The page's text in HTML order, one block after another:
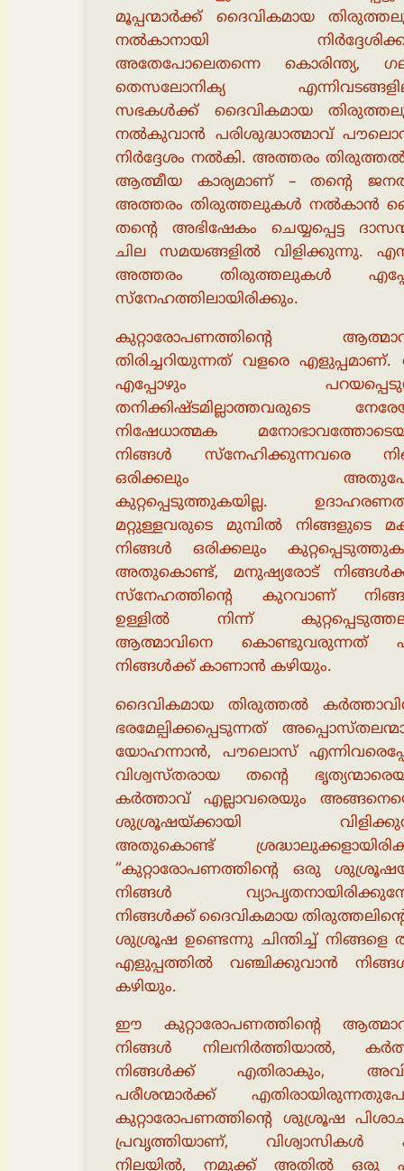
മൂപ്പന്മാർക്ക് ദൈവികമായ
നൽകാനായി
അതേപോലെതന്നെ കൊരിന്ത്യ,
തെസലോനിക്യ
സഭകൾക്ക് ദൈവികമായ
നൽകുവാൻ പരിശുദ്ധാത്മാവ്
നിർദ്ദേശം നൽകി. അത്തരം
ആത്മീയ കാര്യമാണ് – തൻ്റെ
അത്തരം തിരുത്തലുകൾ നൽകാൻ
തൻ്റെ അഭിഷേകം ചെയ്യപ്പെട്ട
ചില സമയങ്ങളിൽ വിളിക്കുന്നു.
അത്തരം തിരുത്തലുകൾ
സ്നേഹത്തിലായിരിക്കും.
കുറ്റാരോപണത്തിന്റെ
തിരിച്ചറിയുന്നത് വളരെ
എപ്പോഴും
തനിക്കിഷ്‌ടമില്ലാത്തവരുടെ
നിഷേധാത്മക
നിങ്ങൾ സ്നേഹിക്കുന്നവരെ
ഒരിക്കലും
കുറ്റപ്പെടുത്തുകയില്ല.
മറ്റുള്ളവരുടെ മുമ്പിൽ നിങ്ങളുടെ
നിങ്ങൾ ഒരിക്കലും
അതുകൊണ്ട്, മനുഷ്യരോട്
സ്നേഹത്തിൻ്റെ കുറവാണ്
ഉള്ളിൽ നിന്ന്
ആത്മാവിനെ കൊണ്ടുവരുന്നത്
നിങ്ങൾക്ക് കാണാൻ കഴിയും.
ദൈവികമായ തിരുത്തൽ
ഭരമേല്പിക്കപ്പെടുന്നത്
യോഹന്നാൻ, പൗലൊസ്
വിശ്വസ്തരായ തൻ്റെ
കർത്താവ് എല്ലാവരെയും
ശുശ്രൂഷയ്ക്കായി
അതുകൊണ്ട്
“കുറ്റാരോപണത്തിൻ്റെ ഒരു
നിങ്ങൾ
നിങ്ങൾക്ക് ദൈവികമായ
ശുശ്രൂഷ ഉണ്ടെന്നു ചിന്തിച്ച് നിങ്ങളെ
എളുപ്പത്തിൽ വഞ്ചിക്കുവാൻ
കഴിയും.
ഈ കുറ്റാരോപണത്തിന്റെ
നിങ്ങൾ നിലനിർത്തിയാൽ,
നിങ്ങൾക്ക് എതിരാകും,
പരീശന്മാർക്ക്
കുറ്റാരോപണത്തിന്റെ ശുശ്രൂഷ
പ്രവൃത്തിയാണ്, വിശ്വാസികൾ
നിലയിൽ, നമുക്ക് അതിൽ ഒരു